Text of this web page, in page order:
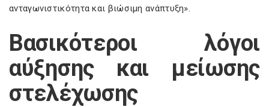
ανταγωνιστικότητα και βιώσιμη ανάπτυξη».
Βασικότεροι λόγοι
αύξησης και μείωσης
στελέχωσης